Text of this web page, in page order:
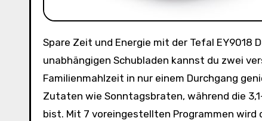
Spare Zeit und Energie mit der Tefal EY9018 Dual Easy Fry Doppelkammer-Heißluftfritteuse. Mit zwei
unabhängigen Schubladen kannst du zwei
Familienmahlzeit in nur einem Durchgang
Zutaten wie Sonntagsbraten, während die
bist. Mit 7 voreingestellten Programmen wird